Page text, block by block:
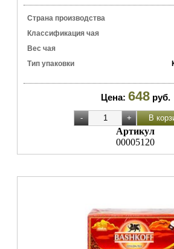
Страна производства
Классификация чая
Вес чая
Тип упаковки
Цена: 648 руб.
Артикул
00005120